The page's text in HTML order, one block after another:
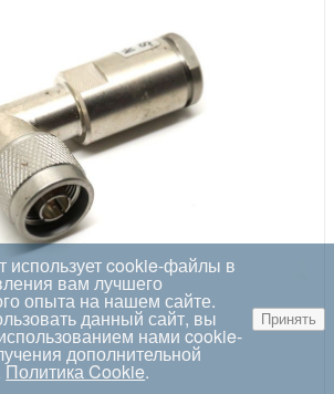
использует cookie-файлы в
вам лучшего
опыта на нашем сайте.
данный сайт, вы
нами cookie-
дополнительной
Политика Cookie.
Принять